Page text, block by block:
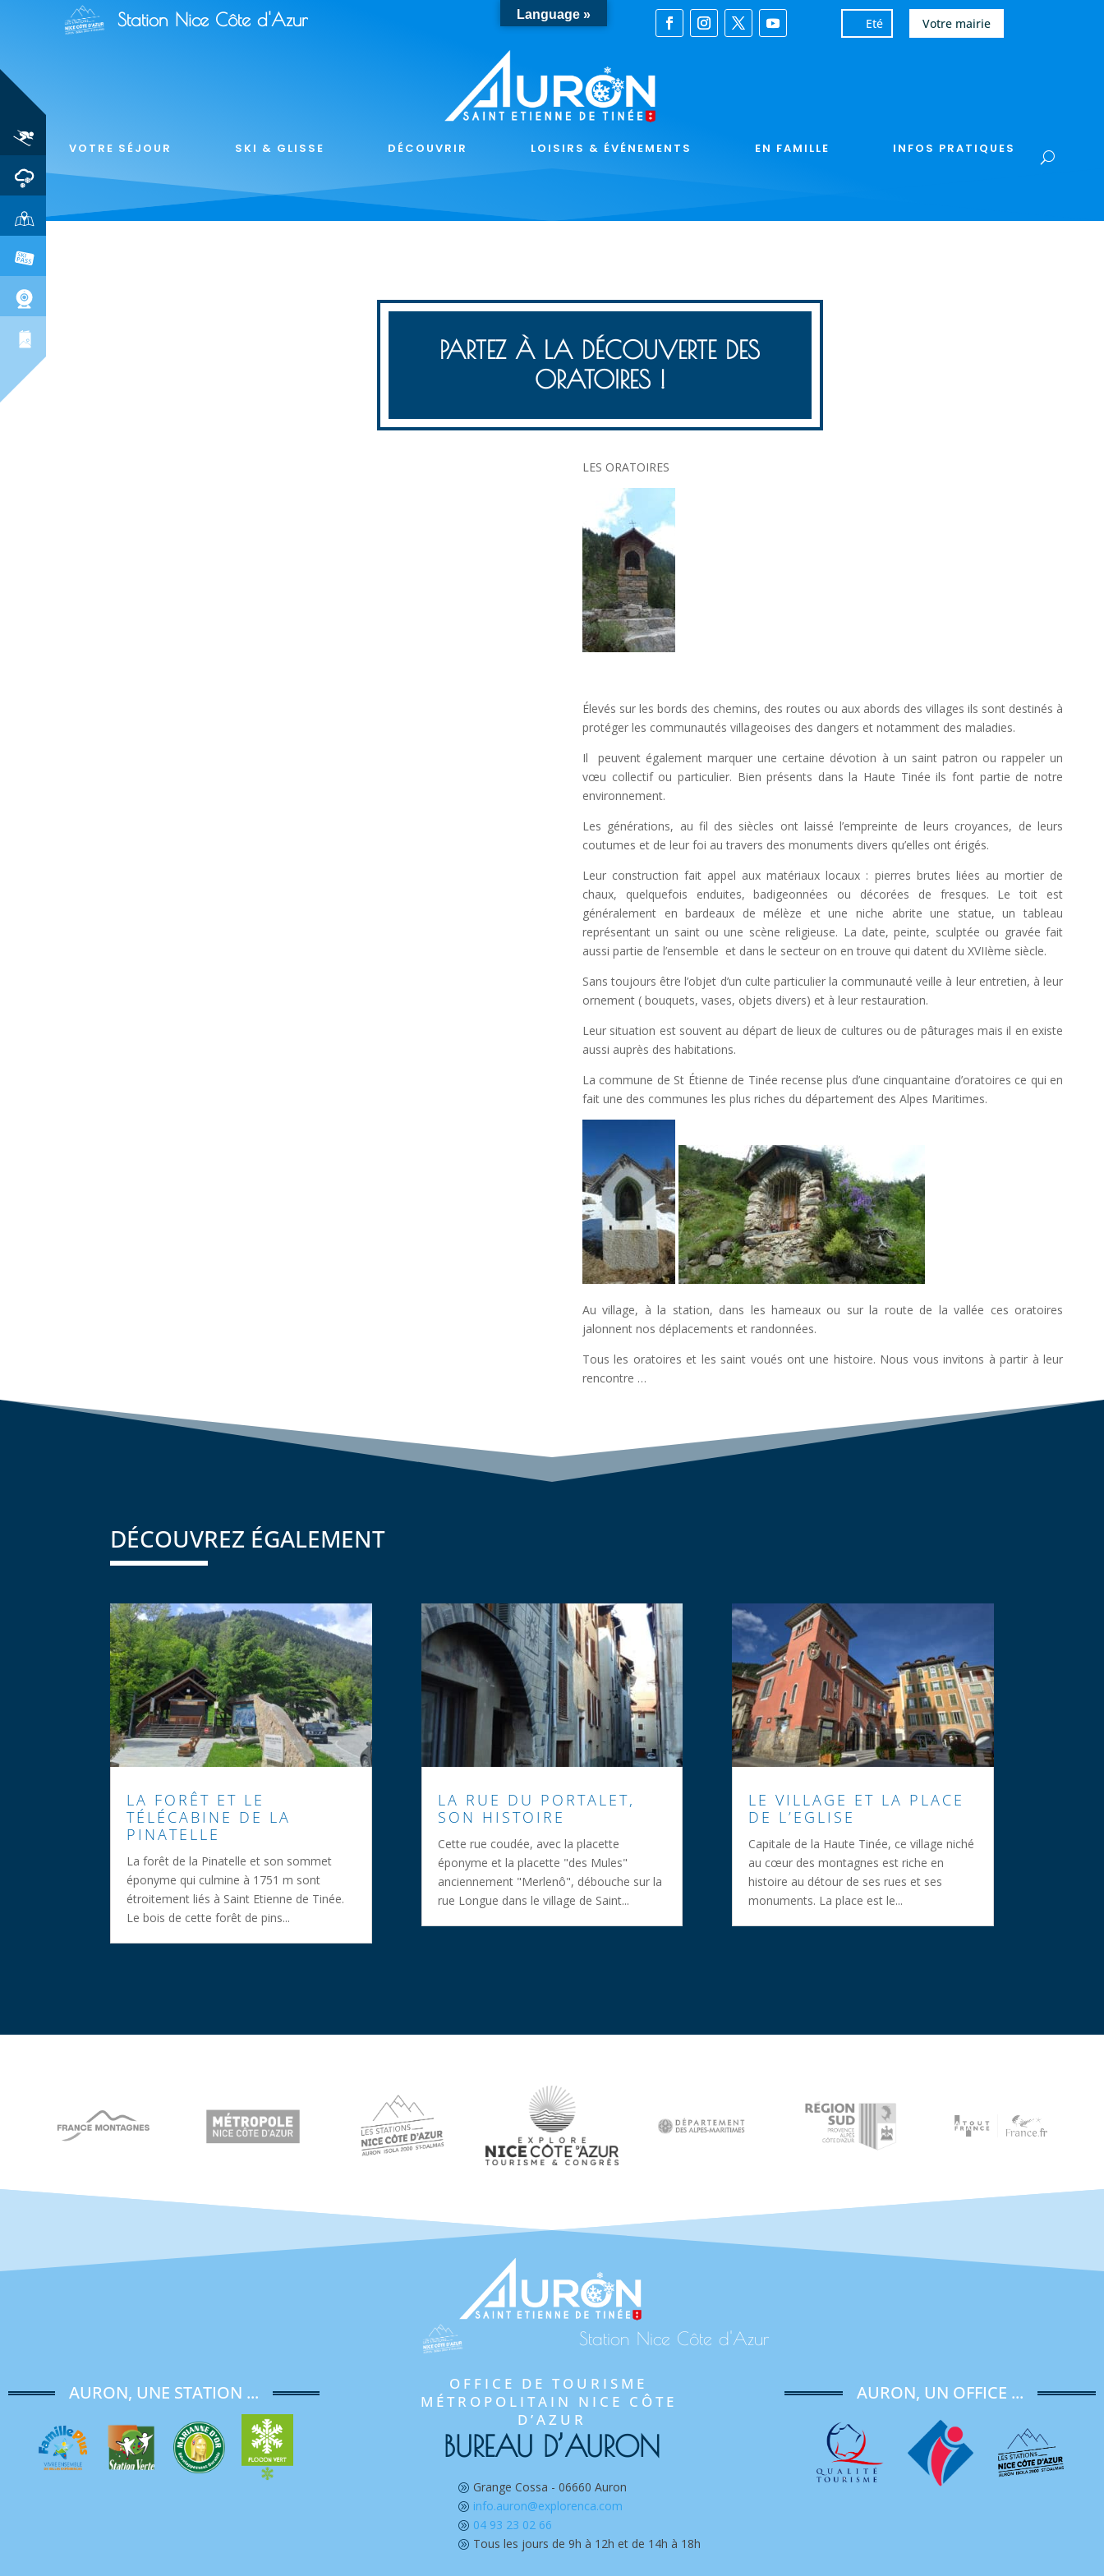
Station Nice Côte d'Azur Eté Votre mairie
VOTRE SÉJOUR SKI & GLISSE DÉCOUVRIR LOISIRS & ÉVÉNEMENTS EN FAMILLE INFOS PRATIQUES
PARTEZ À LA DÉCOUVERTE DES
ORATOIRES !
LES ORATOIRES
Élevés sur les bords des chemins, des routes ou aux abords des villages ils sont destinés à
protéger les communautés villageoises des dangers et notamment des maladies.
Il peuvent également marquer une certaine dévotion à un saint patron ou rappeler un
vœu collectif ou particulier. Bien présents dans la Haute Tinée ils font partie de notre
environnement.
Les générations, au fil des siècles ont laissé l’empreinte de leurs croyances, de leurs
coutumes et de leur foi au travers des monuments divers qu’elles ont érigés.
Leur construction fait appel aux matériaux locaux : pierres brutes liées au mortier de
chaux, quelquefois enduites, badigeonnées ou décorées de fresques. Le toit est
généralement en bardeaux de mélèze et une niche abrite une statue, un tableau
représentant un saint ou une scène religieuse. La date, peinte, sculptée ou gravée fait
aussi partie de l’ensemble et dans le secteur on en trouve qui datent du XVIIème siècle.
Sans toujours être l’objet d’un culte particulier la communauté veille à leur entretien, à leur
ornement ( bouquets, vases, objets divers) et à leur restauration.
Leur situation est souvent au départ de lieux de cultures ou de pâturages mais il en existe
aussi auprès des habitations.
La commune de St Étienne de Tinée recense plus d’une cinquantaine d’oratoires ce qui en
fait une des communes les plus riches du département des Alpes Maritimes.
Au village, à la station, dans les hameaux ou sur la route de la vallée ces oratoires
jalonnent nos déplacements et randonnées.
Tous les oratoires et les saint voués ont une histoire. Nous vous invitons à partir à leur
rencontre …
DÉCOUVREZ ÉGALEMENT
LA FORÊT ET LE
TÉLÉCABINE DE LA
PINATELLE
La forêt de la Pinatelle et son sommet
éponyme qui culmine à 1751 m sont
étroitement liés à Saint Etienne de Tinée.
Le bois de cette forêt de pins...
LA RUE DU PORTALET,
SON HISTOIRE
Cette rue coudée, avec la placette
éponyme et la placette "des Mules"
anciennement "Merlenô", débouche sur la
rue Longue dans le village de Saint...
LE VILLAGE ET LA PLACE
DE L’EGLISE
Capitale de la Haute Tinée, ce village niché
au cœur des montagnes est riche en
histoire au détour de ses rues et ses
monuments. La place est le...
Station Nice Côte d'Azur
AURON, UNE STATION ...
OFFICE DE TOURISME
MÉTROPOLITAIN NICE CÔTE
D’AZUR
BUREAU D’AURON
A Grange Cossa - 06660 Auron
A info.auron@explorenca.com
A 04 93 23 02 66
A Tous les jours de 9h à 12h et de 14h à 18h
AURON, UN OFFICE ...
Language »